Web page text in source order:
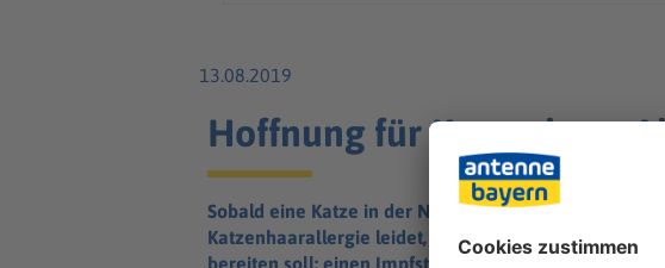
13.08.2019
Hoffnung für Katzenhaar-
Sobald eine Katze in der Nähe ist, beginnt es bei
Katzenhaarallergie leidet, kennt die Symptome.
bereiten soll: einen Impfstoff gegen Allergien.